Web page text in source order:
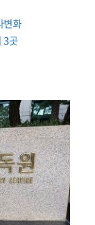
변화
3곳